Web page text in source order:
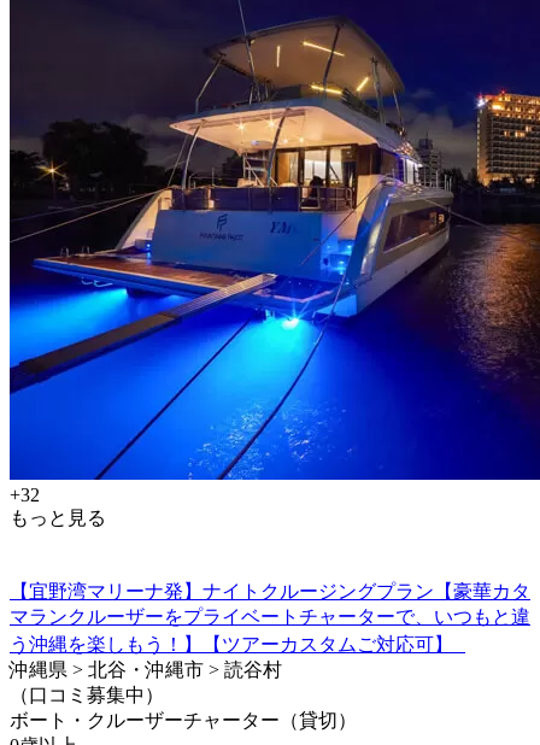
+32
もっと見る
【宜野湾マリーナ発】ナイトクルージングプラン【豪華カタ
マランクルーザーをプライベートチャーターで、いつもと違
う沖縄を楽しもう！】【ツアーカスタムご対応可】
沖縄県 > 北谷・沖縄市 > 読谷村
（口コミ募集中）
ボート・クルーザーチャーター（貸切）